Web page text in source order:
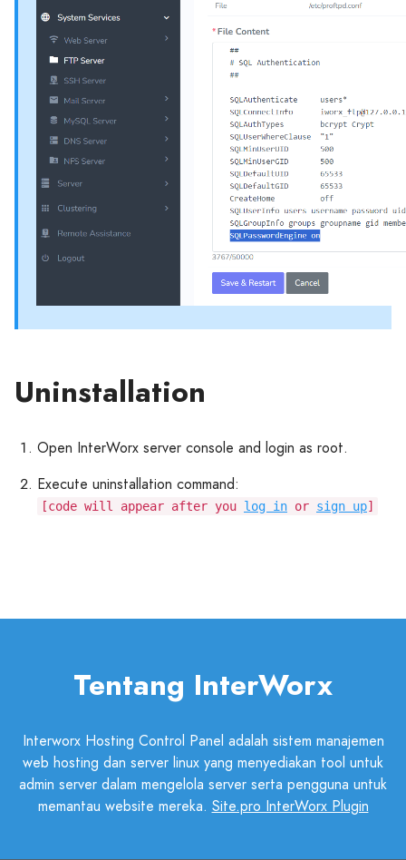
Uninstallation
Open InterWorx server console and login as root.
Execute uninstallation command:
[code will appear after you log in or sign up]
Tentang InterWorx
Interworx Hosting Control Panel adalah sistem manajemen
web hosting dan server linux yang menyediakan tool untuk
admin server dalam mengelola server serta pengguna untuk
memantau website mereka. Site.pro InterWorx Plugin